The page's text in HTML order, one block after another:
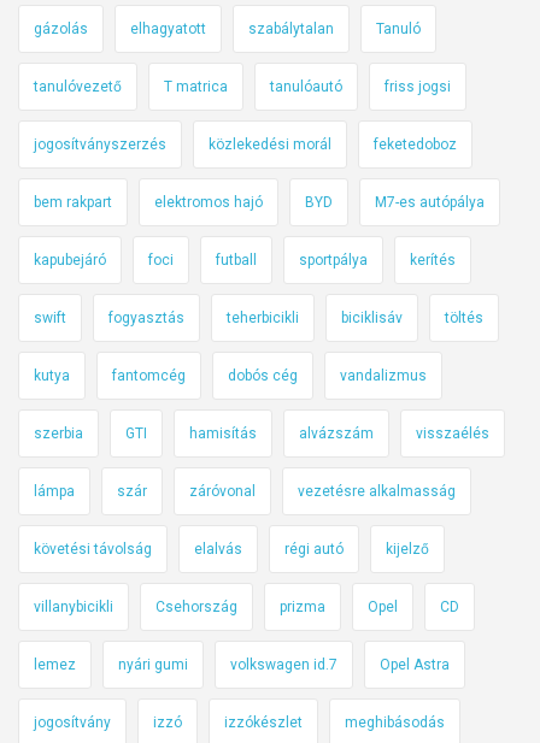
gázolás elhagyatott szabálytalan Tanuló
tanulóvezető T matrica tanulóautó friss jogsi
jogosítványszerzés közlekedési morál feketedoboz
bem rakpart elektromos hajó BYD M7-es autópálya
kapubejáró foci futball sportpálya kerítés
swift fogyasztás teherbicikli biciklisáv töltés
kutya fantomcég dobós cég vandalizmus
szerbia GTI hamisítás alvázszám visszaélés
lámpa szár záróvonal vezetésre alkalmasság
követési távolság elalvás régi autó kijelző
villanybicikli Csehország prizma Opel CD
lemez nyári gumi volkswagen id.7 Opel Astra
jogosítvány izzó izzókészlet meghibásodás